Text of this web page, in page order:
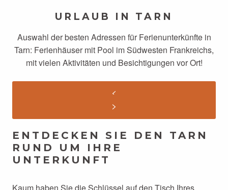
URLAUB IN TARN
Auswahl der besten Adressen für Ferienunterkünfte in
Tarn: Ferienhäuser mit Pool im Südwesten Frankreichs,
mit vielen Aktivitäten und Besichtigungen vor Ort!
ENTDECKEN SIE DEN TARN
RUND UM IHRE
UNTERKUNFT